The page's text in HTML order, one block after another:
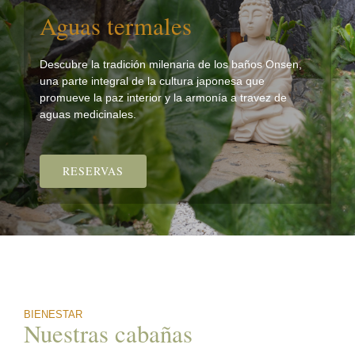
Aguas termales
Descubre la tradición milenaria de los baños Onsen,
una parte integral de la cultura japonesa que
promueve la paz interior y la armonía a travez de
aguas medicinales.
RESERVAS
BIENESTAR
Nuestras cabañas